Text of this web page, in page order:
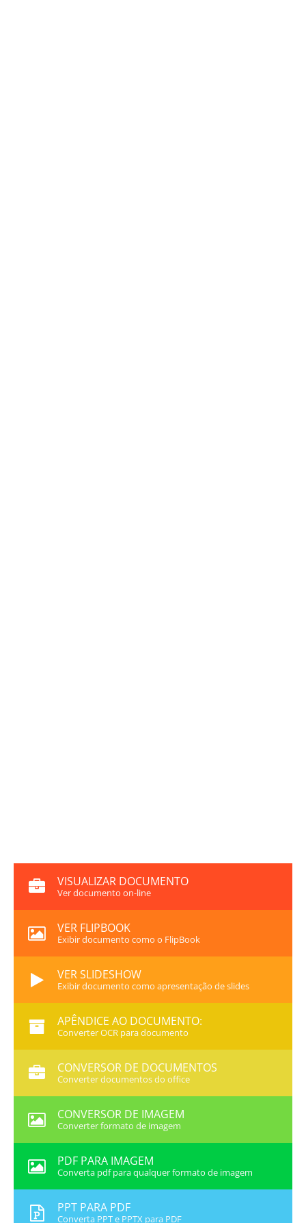
VISUALIZAR DOCUMENTO
Ver documento on-line
VER FLIPBOOK
Exibir documento como o FlipBook
VER SLIDESHOW
Exibir documento como apresentação de slides
APÊNDICE AO DOCUMENTO:
Converter OCR para documento
CONVERSOR DE DOCUMENTOS
Converter documentos do office
CONVERSOR DE IMAGEM
Converter formato de imagem
PDF PARA IMAGEM
Converta pdf para qualquer formato de imagem
PPT PARA PDF
Converta PPT e PPTX para PDF